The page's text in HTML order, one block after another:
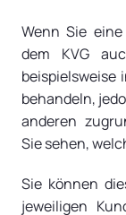
Wenn Sie
dem KVG
behandeln,
anderen
Sie sehen,
Sie können
jeweiligen